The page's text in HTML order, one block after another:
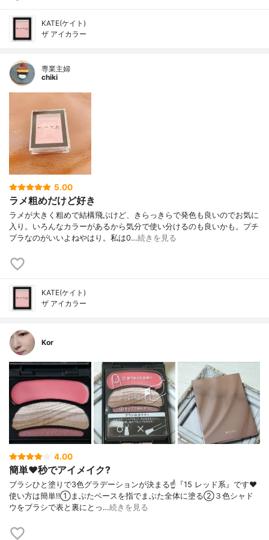
KATE(ケイト)
ザ アイカラー
専業主婦
chiki
5.00
ラメ粗めだけど好き
ラメが大きく粗めで結構飛ぶけど、きらっきらで発色も良いのでお気に
入り。いろんなカラーがあるから気分で使い分けるのも良いかも。プチ
プラなのがいいよねやはり。私は0…続きを見る
KATE(ケイト)
ザ アイカラー
Kor
4.00
簡単❤️秒でアイメイク?
ブラシひと塗りで3色グラデーションが決まる☝️『15 レッド系』です❤️
使い方は簡単‼️①まぶたベースを指でまぶた全体に塗る②３色シャド
ウをブラシで表と裏にとっ…続きを見る